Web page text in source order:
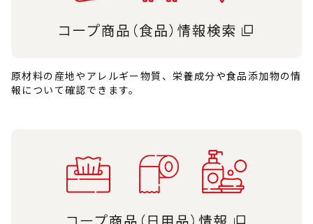
原材料の産地やアレルギー物質、栄養成分や食品添加物の情
報について確認できます。